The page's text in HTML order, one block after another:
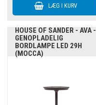
HOUSE OF SANDER - AVA -
GENOPLADELIG
BORDLAMPE LED 29H
(MOCCA)